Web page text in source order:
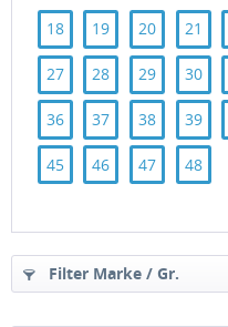
18 19 20 21
27 28 29 30
36 37 38 39
45 46 47 48
Filter Marke / Gr.